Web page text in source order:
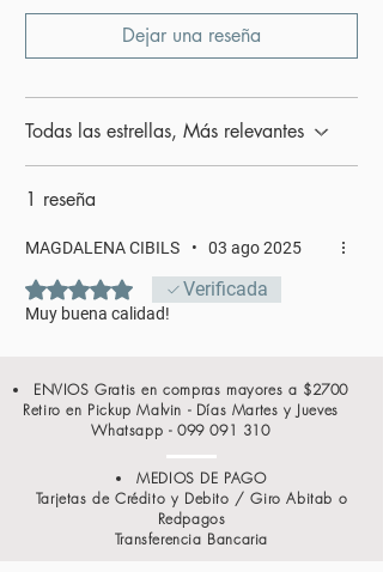
Dejar una reseña
Todas las estrellas, Más relevantes
1 reseña
MAGDALENA CIBILS • 03 ago 2025
Obtuvo 5 de 5 estrellas.Verificada
Muy buena calidad!
ENVIOS Gratis en compras mayores a $2700
Retiro en Pickup Malvin - Días Martes y Jueves
Whatsapp - 099 091 310
MEDIOS DE PAGO
Tarjetas de Crédito y Debito / Giro Abitab o
Redpagos
Transferencia Bancaria